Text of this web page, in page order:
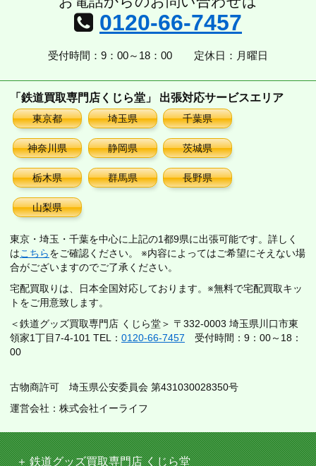
0120-66-7457
受付時間：9：00～18：00 定休日：月曜日
「鉄道買取専門店くじら堂」 出張対応サービスエリア
東京都 埼玉県 千葉県
神奈川県 静岡県 茨城県
栃木県 群馬県 長野県
山梨県
東京・埼玉・千葉を中心に上記の1都9県に出張可能です。詳しく
はこちらをご確認ください。 ※内容によってはご希望にそえない場
合がございますのでご了承ください。
宅配買取りは、日本全国対応しております。※無料で宅配買取キッ
トをご用意致します。
＜鉄道グッズ買取専門店 くじら堂＞ 〒332-0003 埼玉県川口市東
領家1丁目7-4-101 TEL： 0120-66-7457 受付時間：9：00～18：
00
古物商許可 埼玉県公安委員会 第431030028350号
運営会社：株式会社イーライフ
鉄道グッズ買取専門店 くじら堂